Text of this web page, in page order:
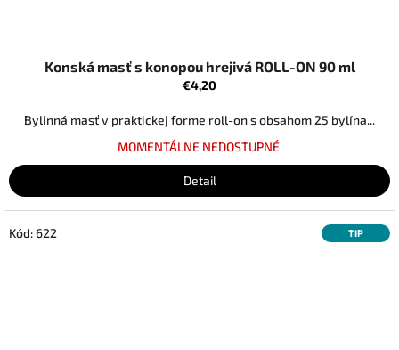
Konská masť s konopou hrejivá ROLL-ON 90 ml
€4,20
Bylinná masť v praktickej forme roll-on s obsahom 25 bylína...
MOMENTÁLNE NEDOSTUPNÉ
Detail
TIP
Kód:622